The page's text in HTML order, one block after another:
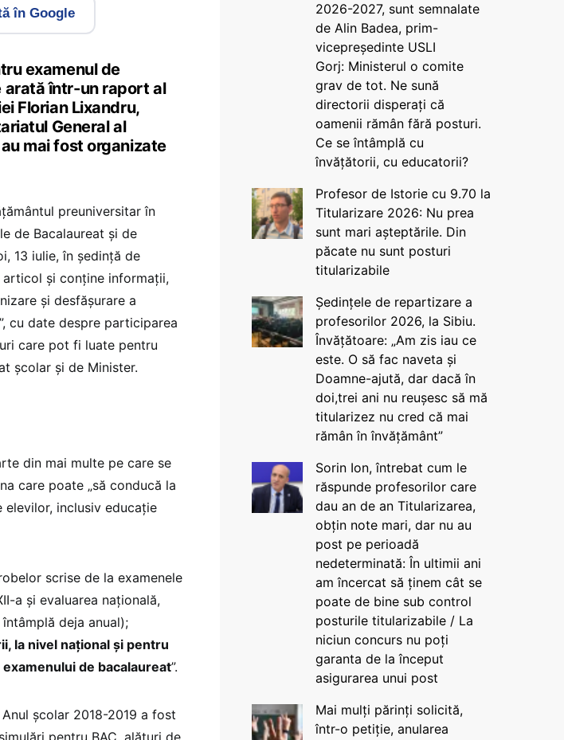
în Google
examenul de
arată într-un raport al
Florian Lixandru,
General al
mai fost organizate
preuniversitar în
de Bacalaureat și de
13 iulie, în ședință de
și conține informații,
şi desfăşurare a
cu date despre participarea
care pot fi luate pentru
școlar și de Minister.
din mai multe pe care se
care poate „să conducă la
inclusiv educație
scrise de la examenele
a și evaluarea națională,
deja anual);
la nivel național și pentru
de bacalaureat”.
școlar 2018-2019 a fost
pentru BAC, alături de
2026-2027, sunt semnalate
de Alin Badea, prim-
vicepreședinte USLI
Gorj: Ministerul o comite
grav de tot. Ne sună
directorii disperați că
oamenii rămân fără posturi.
Ce se întâmplă cu
învățătorii, cu educatorii?
Profesor de Istorie cu 9.70 la
Titularizare 2026: Nu prea
sunt mari așteptările. Din
păcate nu sunt posturi
titularizabile
Ședințele de repartizare a
profesorilor 2026, la Sibiu.
Învățătoare: „Am zis iau ce
este. O să fac naveta și
Doamne-ajută, dar dacă în
doi,trei ani nu reușesc să mă
titularizez nu cred că mai
rămân în învățământ”
Sorin Ion, întrebat cum le
răspunde profesorilor care
dau an de an Titularizarea,
obțin note mari, dar nu au
post pe perioadă
nedeterminată: În ultimii ani
am încercat să ținem cât se
poate de bine sub control
posturile titularizabile / La
niciun concurs nu poți
garanta de la început
asigurarea unui post
Mai mulți părinți solicită,
într-o petiție, anularea